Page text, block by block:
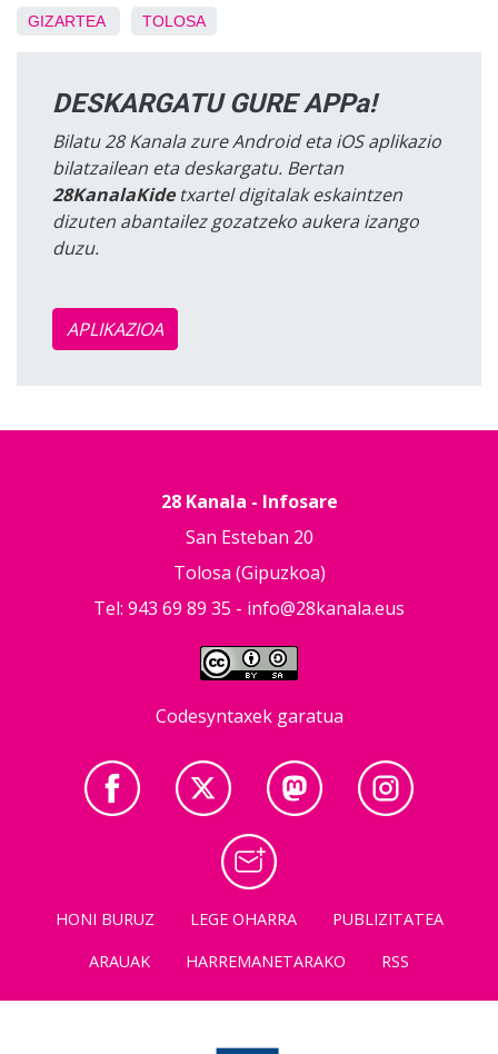
GIZARTEA TOLOSA
DESKARGATU GURE APPa!
Bilatu 28 Kanala zure Android eta iOS aplikazio
bilatzailean eta deskargatu. Bertan
28KanalaKidetxartel digitalak eskaintzen
dizuten abantailez gozatzeko aukera izango
duzu.
APLIKAZIOA
28 Kanala - Infosare
San Esteban 20
Tolosa (Gipuzkoa)
Tel: 943 69 89 35 - info@28kanala.eus
Codesyntaxek garatua
HONI BURUZ LEGE OHARRA
PUBLIZITATEA
ARAUAK
HARREMANETARAKO RSS